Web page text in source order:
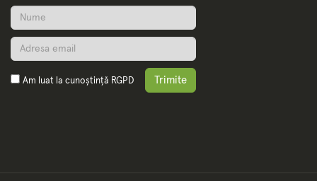
Am luat la cunoștință RGPD Trimite